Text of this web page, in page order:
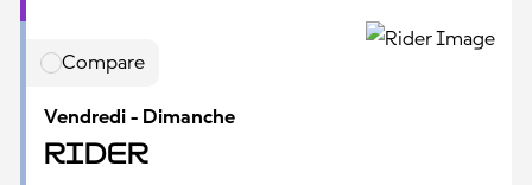
Compare
Vendredi - Dimanche
Rider